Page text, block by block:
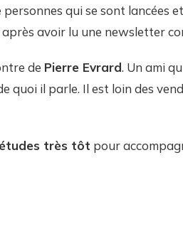
personnes qui se sont lancées
avoir lu une newsletter
de Pierre Evrard. Un ami
quoi il parle. Il est loin des
très tôt pour